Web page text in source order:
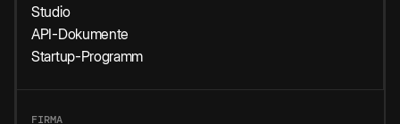
Studio
API-Dokumente
Startup-Programm
FIRMA